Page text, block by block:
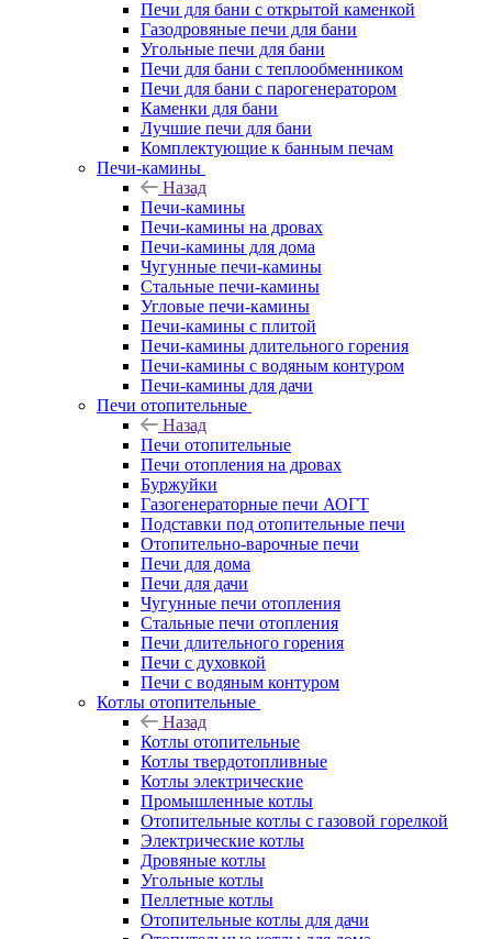
Печи для бани с открытой каменкой
Газодровяные печи для бани
Угольные печи для бани
Печи для бани с теплообменником
Печи для бани с парогенератором
Каменки для бани
Лучшие печи для бани
Комплектующие к банным печам
Печи-камины
Назад
Печи-камины
Печи-камины на дровах
Печи-камины для дома
Чугунные печи-камины
Стальные печи-камины
Угловые печи-камины
Печи-камины с плитой
Печи-камины длительного горения
Печи-камины с водяным контуром
Печи-камины для дачи
Печи отопительные
Назад
Печи отопительные
Печи отопления на дровах
Буржуйки
Газогенераторные печи АОГТ
Подставки под отопительные печи
Отопительно-варочные печи
Печи для дома
Печи для дачи
Чугунные печи отопления
Стальные печи отопления
Печи длительного горения
Печи с духовкой
Печи с водяным контуром
Котлы отопительные
Назад
Котлы отопительные
Котлы твердотопливные
Котлы электрические
Промышленные котлы
Отопительные котлы с газовой горелкой
Электрические котлы
Дровяные котлы
Угольные котлы
Пеллетные котлы
Отопительные котлы для дачи